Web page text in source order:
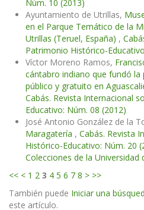
Núm. 10 (2013)
Ayuntamiento de Utrillas,
en el Parque Temático de la
Utrillas (Teruel, España) ,
Patrimonio Histórico-
Víctor Moreno Ramos,
cántabro indiano que fundó
público y gratuito en
Cabás. Revista Internacional
Educativo: Núm. 08 (2012)
José Antonio González de la
Maragatería , Cabás. Revista
Histórico-Educativo: Núm. 20
Colecciones de la Universidad
<< < 1 2 3 4 5 6 7 8 > >>
También puede Iniciar una
este artículo.